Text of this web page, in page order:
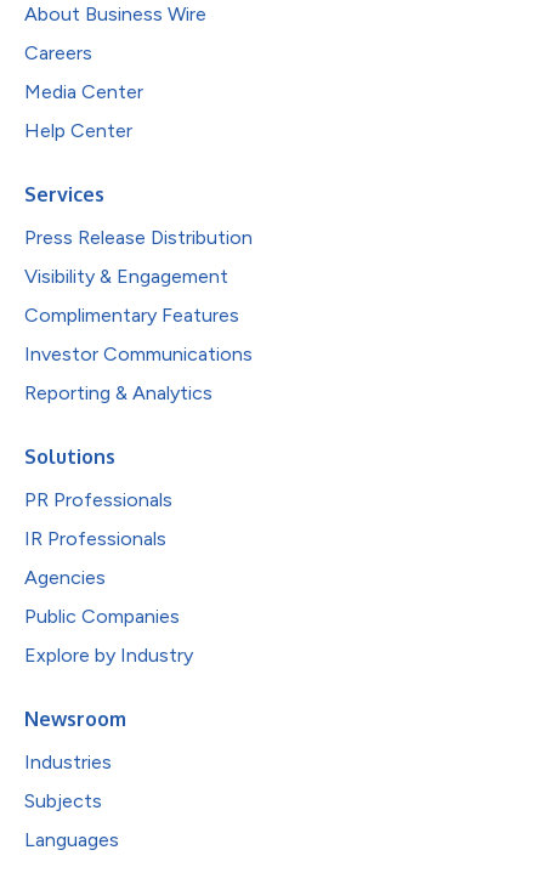
About Business Wire
Careers
Media Center
Help Center
Services
Press Release Distribution
Visibility & Engagement
Complimentary Features
Investor Communications
Reporting & Analytics
Solutions
PR Professionals
IR Professionals
Agencies
Public Companies
Explore by Industry
Newsroom
Industries
Subjects
Languages